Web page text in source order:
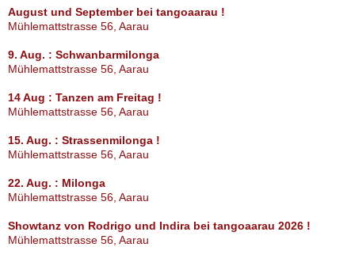
August und September bei tangoaarau !
Mühlemattstrasse 56, Aarau
9. Aug. : Schwanbarmilonga
Mühlemattstrasse 56, Aarau
14 Aug : Tanzen am Freitag !
Mühlemattstrasse 56, Aarau
15. Aug. : Strassenmilonga !
Mühlemattstrasse 56, Aarau
22. Aug. : Milonga
Mühlemattstrasse 56, Aarau
Showtanz von Rodrigo und Indira bei tangoaarau 2026 !
Mühlemattstrasse 56, Aarau